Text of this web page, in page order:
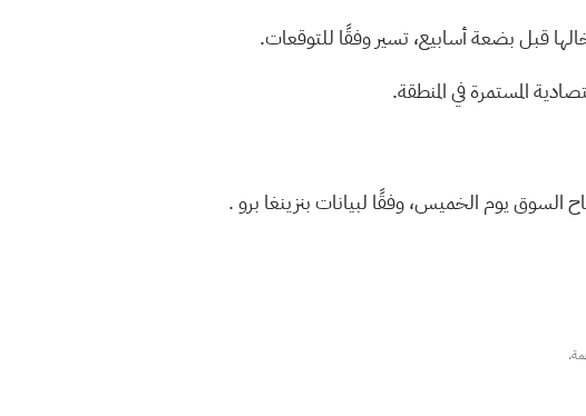
المستمرة في المنطقة.
وفقًا لبيانات بنزينغا برو.